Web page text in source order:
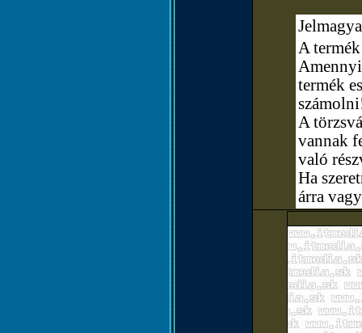
A
termék
A
vannak
való
Ha
árra